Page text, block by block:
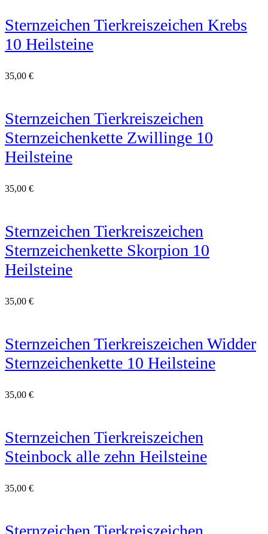
Sternzeichen Tierkreiszeichen Krebs
10 Heilsteine
35,00 €
Sternzeichen Tierkreiszeichen
Sternzeichenkette Zwillinge 10
Heilsteine
35,00 €
Sternzeichen Tierkreiszeichen
Sternzeichenkette Skorpion 10
Heilsteine
35,00 €
Sternzeichen Tierkreiszeichen Widder
Sternzeichenkette 10 Heilsteine
35,00 €
Sternzeichen Tierkreiszeichen
Steinbock alle zehn Heilsteine
35,00 €